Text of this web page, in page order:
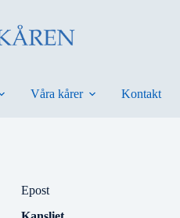
Våra kårer Kontakt
Epost